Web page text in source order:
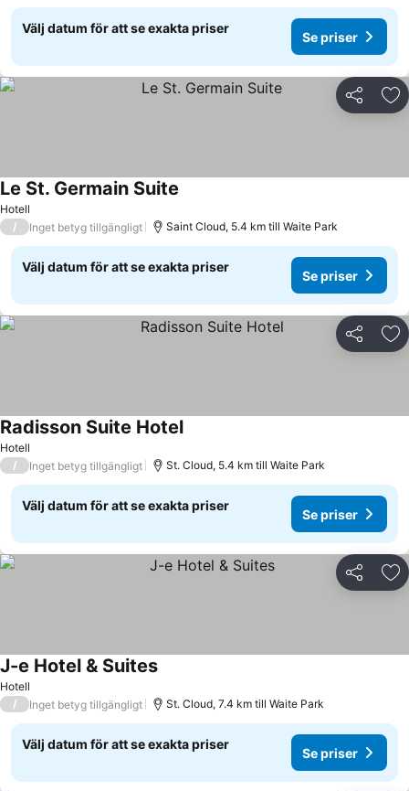
Välj datum för att se exakta priser
Se priser
Dela
Hotell
Le St. Germain Suite
/ Inget betyg tillgängligt Saint Cloud, 5.4 km till Waite Park
Välj datum för att se exakta priser
Se priser
Dela
Hotell
Radisson Suite Hotel
/ Inget betyg tillgängligt St. Cloud, 5.4 km till Waite Park
Välj datum för att se exakta priser
Se priser
Dela
Hotell
J-e Hotel & Suites
/ Inget betyg tillgängligt St. Cloud, 7.4 km till Waite Park
Välj datum för att se exakta priser
Se priser